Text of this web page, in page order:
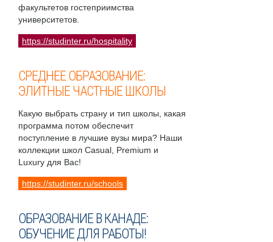
факультетов гостеприимства
университетов.
https://studinter.ru/hospitality
СРЕДНЕЕ ОБРАЗОВАНИЕ:
ЭЛИТНЫЕ ЧАСТНЫЕ ШКОЛЫ
Какую выбрать страну и тип школы, какая
программа потом обеспечит
поступление в лучшие вузы мира? Наши
коллекции школ Casual, Premium и
Luxury для Вас!
https://studinter.ru/schools
ОБРАЗОВАНИЕ В КАНАДЕ:
ОБУЧЕНИЕ ДЛЯ РАБОТЫ!